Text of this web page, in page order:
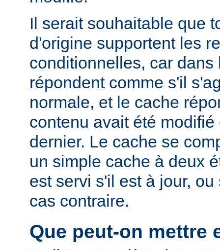
Il serait souhaitable que
d'origine supportent les
conditionnelles, car
répondent comme s'il
normale, et le cache
contenu avait été
dernier. Le cache se
un simple cache à deux
est servi s'il est à jour,
cas contraire.
Que peut-on mettre